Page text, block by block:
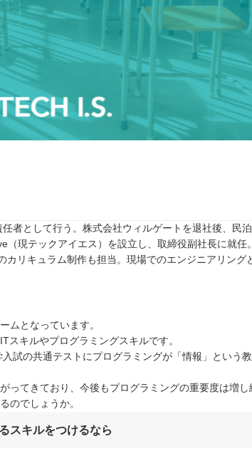
者として行う。株式会社ウィルゲートを退社後、民
現テックアイエス）を設立し、取締役副社長に就任
カリキュラム制作も担当。現場でのエンジニアリング
ムとなっています。
スキルやプログラミングスキルです。
試の共通テストにプログラミングが「情報」という
てきており、今後もプログラミングの重要度は増し
のでしょうか。
スキルをつけるなら